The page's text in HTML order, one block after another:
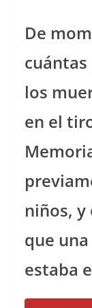
De
cuántas
los
en el
niños,
que
estaba